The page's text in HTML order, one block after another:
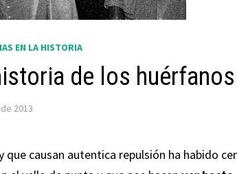
EN LA HISTORIA
de los
2013
causan autentica repulsión ha habido